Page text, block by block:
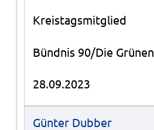
Kreistagsmitglied
Bündnis 90/Die Grünen
28.09.2023
Günter Dubber